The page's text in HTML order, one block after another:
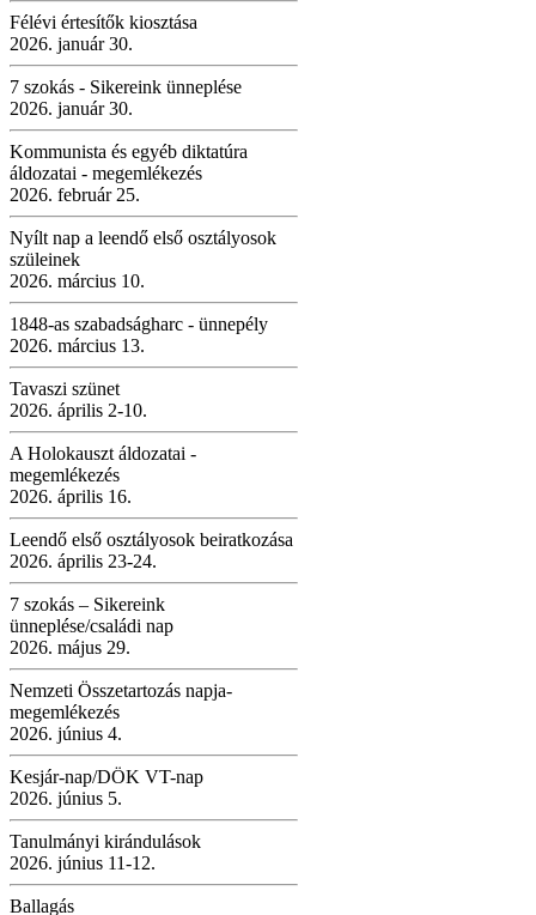
Félévi értesítők kiosztása
2026. január 30.
7 szokás - Sikereink ünneplése
2026. január 30.
Kommunista és egyéb diktatúra
áldozatai - megemlékezés
2026. február 25.
Nyílt nap a leendő első osztályosok
szüleinek
2026. március 10.
1848-as szabadságharc - ünnepély
2026. március 13.
Tavaszi szünet
2026. április 2-10.
A Holokauszt áldozatai -
megemlékezés
2026. április 16.
Leendő első osztályosok beiratkozása
2026. április 23-24.
7 szokás – Sikereink
ünneplése/családi nap
2026. május 29.
Nemzeti Összetartozás napja-
megemlékezés
2026. június 4.
Kesjár-nap/DÖK VT-nap
2026. június 5.
Tanulmányi kirándulások
2026. június 11-12.
Ballagás